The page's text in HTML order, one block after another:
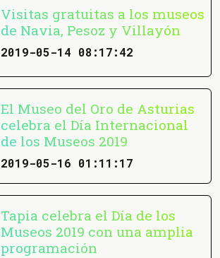
Visitas gratuitas a los museos
de Navia, Pesoz y Villayón
2019-05-14 08:17:42
El Museo del Oro de Asturias
celebra el Día Internacional
de los Museos 2019
2019-05-16 01:11:17
Tapia celebra el Día de los
Museos 2019 con una amplia
programación